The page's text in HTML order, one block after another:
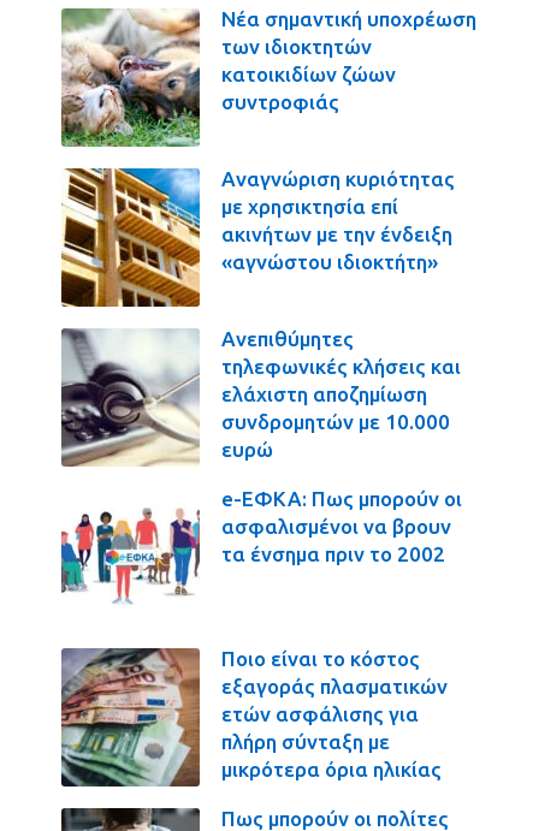
Νέα σημαντική υποχρέωση
των ιδιοκτητών
κατοικιδίων ζώων
συντροφιάς
Αναγνώριση κυριότητας
με χρησικτησία επί
ακινήτων με την ένδειξη
«αγνώστου ιδιοκτήτη»
Ανεπιθύμητες
τηλεφωνικές κλήσεις και
ελάχιστη αποζημίωση
συνδρομητών με 10.000
ευρώ
e-ΕΦΚΑ: Πως μπορούν οι
ασφαλισμένοι να βρουν
τα ένσημα πριν το 2002
Ποιο είναι το κόστος
εξαγοράς πλασματικών
ετών ασφάλισης για
πλήρη σύνταξη με
μικρότερα όρια ηλικίας
Πως μπορούν οι πολίτες